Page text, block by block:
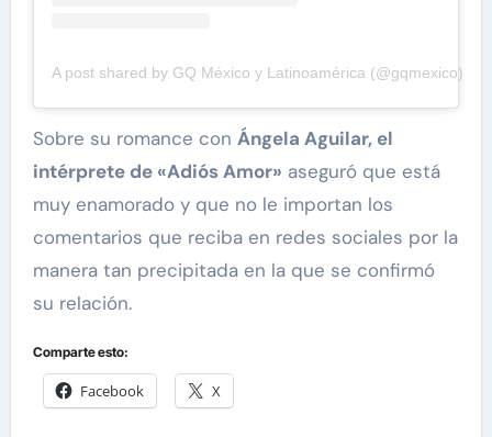
A post shared by GQ México y Latinoamérica (@gqmexico)
Sobre su romance con Ángela Aguilar, el
intérprete de «Adiós Amor» aseguró que está
muy enamorado y que no le importan los
comentarios que reciba en redes sociales por la
manera tan precipitada en la que se confirmó
su relación.
Comparte esto:
Facebook X